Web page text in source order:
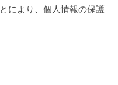
により、個人情報の保護